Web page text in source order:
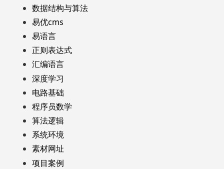
数据结构与算法
易优cms
易语言
正则表达式
汇编语言
深度学习
电路基础
程序员数学
算法逻辑
系统环境
素材网址
项目案例